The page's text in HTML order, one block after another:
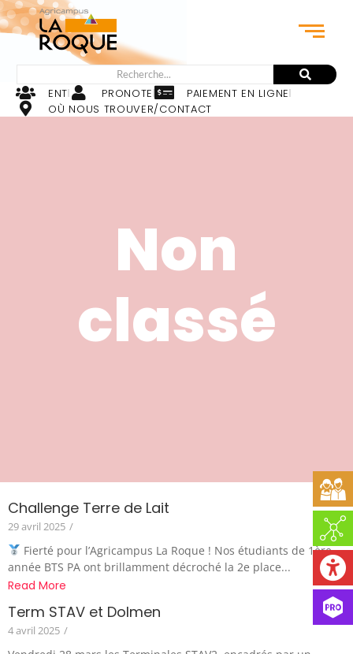
ENT PRONOTE
PAIEMENT EN LIGNE
OÙ NOUS TROUVER/CONTACT
Non
classé
Challenge Terre de Lait
29 avril 2025 /
Fierté pour l’Agricampus La Roque ! Nos étudiants de 1ère
année BTS PA ont brillamment décroché la 2e place...
Read More
Term STAV et Dolmen
4 avril 2025 /